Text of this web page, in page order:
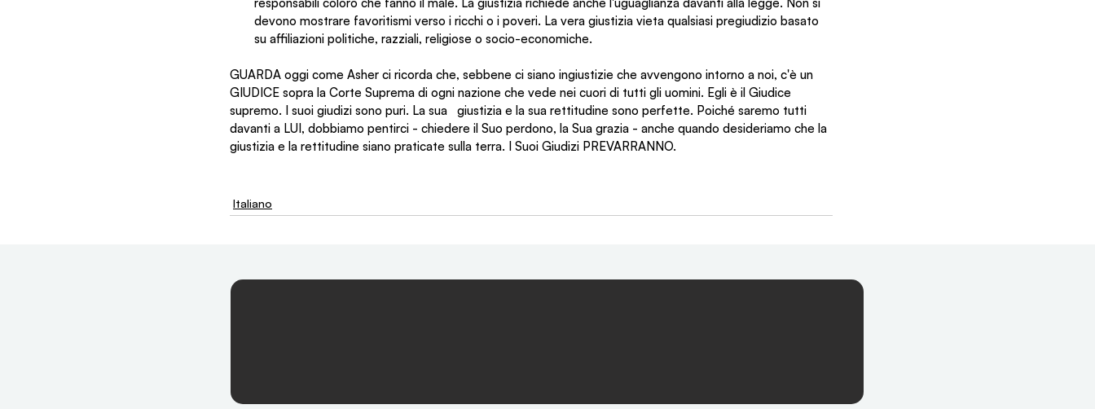
devono mostrare favoritismi verso i ricchi o i poveri. La vera giustizia vieta qualsiasi pregiudizio basato
su affiliazioni politiche, razziali, religiose o socio-economiche.
GUARDA oggi come Asher ci ricorda che, sebbene ci siano ingiustizie che avvengono intorno a noi, c'è un
GIUDICE sopra la Corte Suprema di ogni nazione che vede nei cuori di tutti gli uomini. Egli è il Giudice
supremo. I suoi giudizi sono puri. La sua   giustizia e la sua rettitudine sono perfette. Poiché saremo tutti
davanti a LUI, dobbiamo pentirci - chiedere il Suo perdono, la Sua grazia - anche quando desideriamo che la
giustizia e la rettitudine siano praticate sulla terra. I Suoi Giudizi PREVARRANNO.
Italiano